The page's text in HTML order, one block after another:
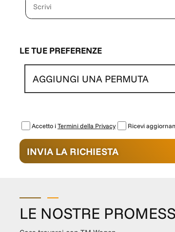
LE TUE PREFERENZE
AGGIUNGI UNA PERMUTA
Accetto iTermini della Privacy Ricevi
INVIA LA RICHIESTA
LE NOSTRE